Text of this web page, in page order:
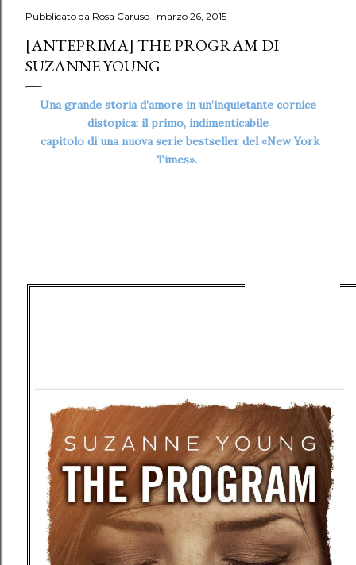
Pubblicato da Rosa Caruso marzo 26, 2015
[ANTEPRIMA] THE PROGRAM DI
SUZANNE YOUNG
Una grande storia d’amore in un’inquietante cornice
distopica: il primo, indimenticabile
capitolo di una nuova serie bestseller del «New York
Times».